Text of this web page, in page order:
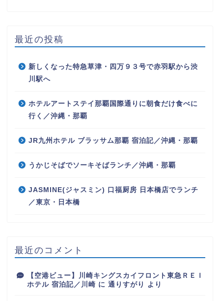
最近の投稿
新しくなった特急草津・四万９３号で赤羽駅から渋
川駅へ
ホテルアートステイ那覇国際通りに朝食だけ食べに
行く／沖縄・那覇
JR九州ホテル ブラッサム那覇 宿泊記／沖縄・那覇
うかじそばでソーキそばランチ／沖縄・那覇
JASMINE(ジャスミン) 口福厨房 日本橋店でランチ
／東京・日本橋
最近のコメント
【空港ビュー】川崎キングスカイフロント東急ＲＥＩ
ホテル 宿泊記／川崎 に 通りすがり より